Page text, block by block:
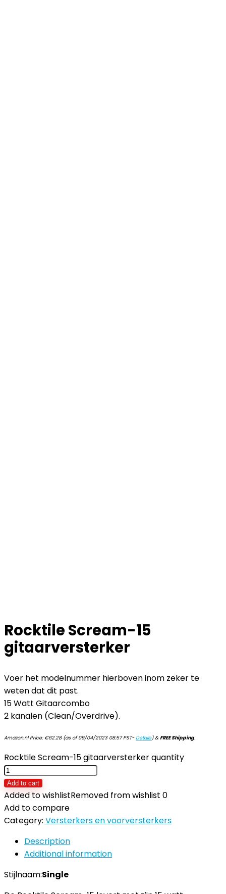
Rocktile Scream-15
gitaarversterker
Voer het modelnummer hierboven inom zeker te
weten dat dit past.
15 Watt Gitaarcombo
2 kanalen (Clean/Overdrive).
Amazon.nl Price: €62.28(as of 09/04/2023 08:57 PST-Details)&FREE Shipping.
Rocktile Scream-15 gitaarversterker quantity
Add to cart
Added to wishlistRemoved from wishlist 0
Add to compare
Category: Versterkers en voorversterkers
Description
Additional information
Stijlnaam:Single